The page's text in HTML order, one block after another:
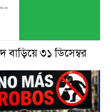
৩১ ডিসেম্বর